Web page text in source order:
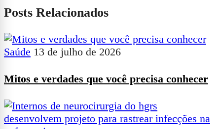
Posts Relacionados
Saúde 13 de julho de 2026
Mitos e verdades que você precisa conhecer